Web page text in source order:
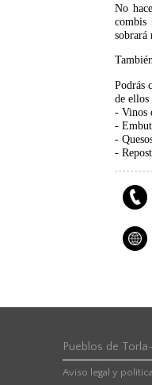
No
combis
sobrará
Podrás
de ellos
- Vinos
-
-
-
Pueblos de
Aviso legal y